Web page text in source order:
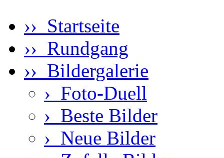
›› Startseite
›› Rundgang
›› Bildergalerie
› Foto-Duell
› Beste Bilder
› Neue Bilder